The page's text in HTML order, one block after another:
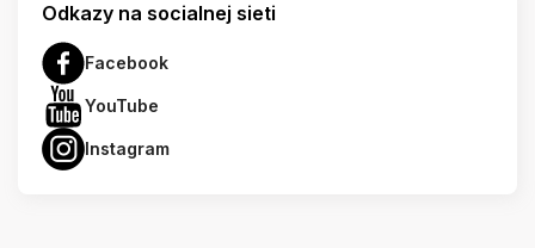
Odkazy na socialnej sieti
Facebook
YouTube
Instagram